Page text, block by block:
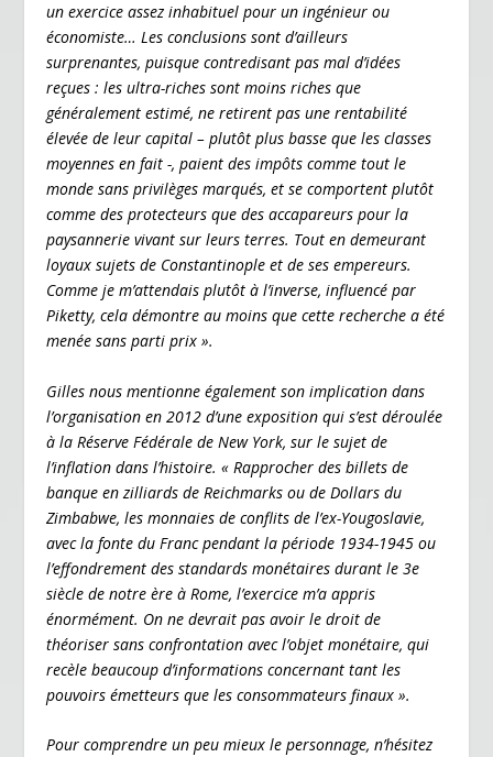
un exercice assez inhabituel pour un ingénieur ou
économiste… Les conclusions sont d’ailleurs
surprenantes, puisque contredisant pas mal d’idées
reçues : les ultra-riches sont moins riches que
généralement estimé, ne retirent pas une rentabilité
élevée de leur capital – plutôt plus basse que les classes
moyennes en fait -, paient des impôts comme tout le
monde sans privilèges marqués, et se comportent plutôt
comme des protecteurs que des accapareurs pour la
paysannerie vivant sur leurs terres. Tout en demeurant
loyaux sujets de Constantinople et de ses empereurs.
Comme je m’attendais plutôt à l’inverse, influencé par
Piketty, cela démontre au moins que cette recherche a été
menée sans parti prix ».
Gilles nous mentionne également son implication dans
l’organisation en 2012 d’une exposition qui s’est déroulée
à la Réserve Fédérale de New York, sur le sujet de
l’inflation dans l’histoire. « Rapprocher des billets de
banque en zilliards de Reichmarks ou de Dollars du
Zimbabwe, les monnaies de conflits de l’ex-Yougoslavie,
avec la fonte du Franc pendant la période 1934-1945 ou
l’effondrement des standards monétaires durant le 3e
siècle de notre ère à Rome, l’exercice m’a appris
énormément. On ne devrait pas avoir le droit de
théoriser sans confrontation avec l’objet monétaire, qui
recèle beaucoup d’informations concernant tant les
pouvoirs émetteurs que les consommateurs finaux ».
Pour comprendre un peu mieux le personnage, n’hésitez